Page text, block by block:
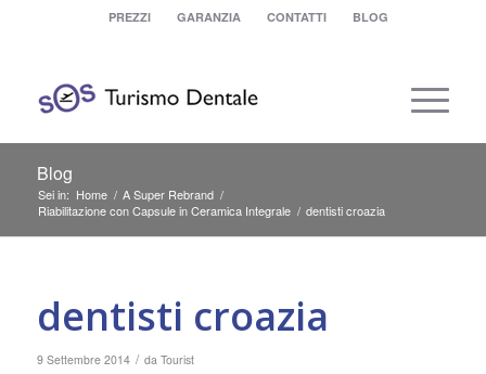
PREZZI GARANZIA CONTATTI BLOG
Blog
Sei in: Home / A Super Rebrand /
Riabilitazione con Capsule in Ceramica Integrale / dentisti croazia
dentisti croazia
9 Settembre 2014 / da Tourist